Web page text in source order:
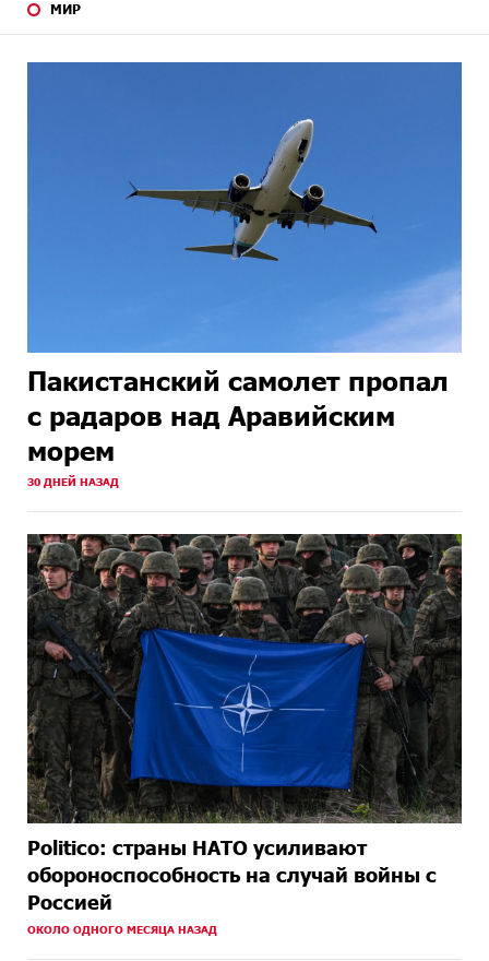
МИР
Пакистанский самолет пропал
с радаров над Аравийским
морем
30 ДНЕЙ НАЗАД
Politico: страны НАТО усиливают
обороноспособность на случай войны с
Россией
ОКОЛО ОДНОГО МЕСЯЦА НАЗАД